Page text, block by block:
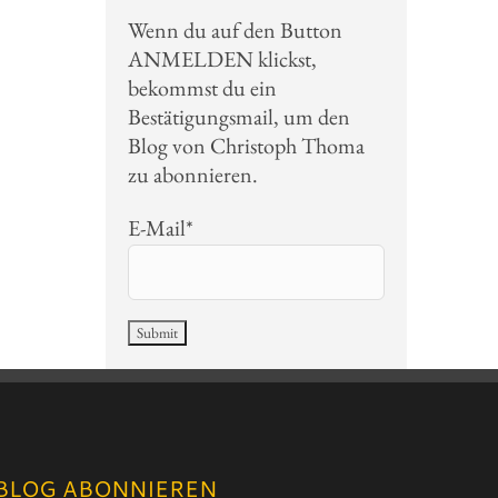
Wenn du auf den Button
ANMELDEN klickst,
bekommst du ein
Bestätigungsmail, um den
Blog von Christoph Thoma
zu abonnieren.
E-Mail*
ABONNIEREN